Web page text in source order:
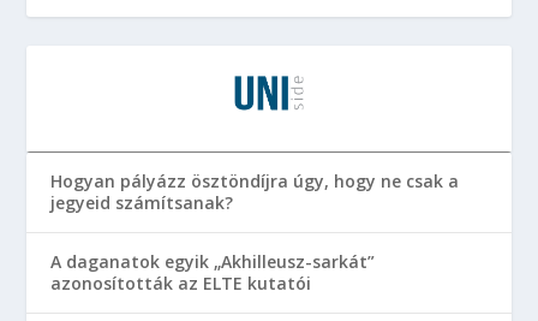
Hogyan pályázz ösztöndíjra úgy, hogy ne csak a
jegyeid számítsanak?
A daganatok egyik „Akhilleusz-sarkát”
azonosították az ELTE kutatói